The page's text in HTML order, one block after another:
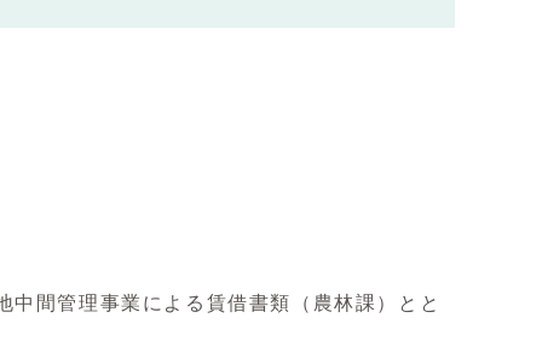
間管理事業による賃借書類（農林課）とと